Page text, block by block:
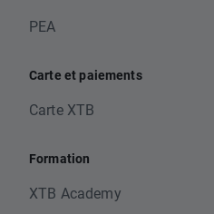
PEA
Carte et paiements
Carte XTB
Formation
XTB Academy